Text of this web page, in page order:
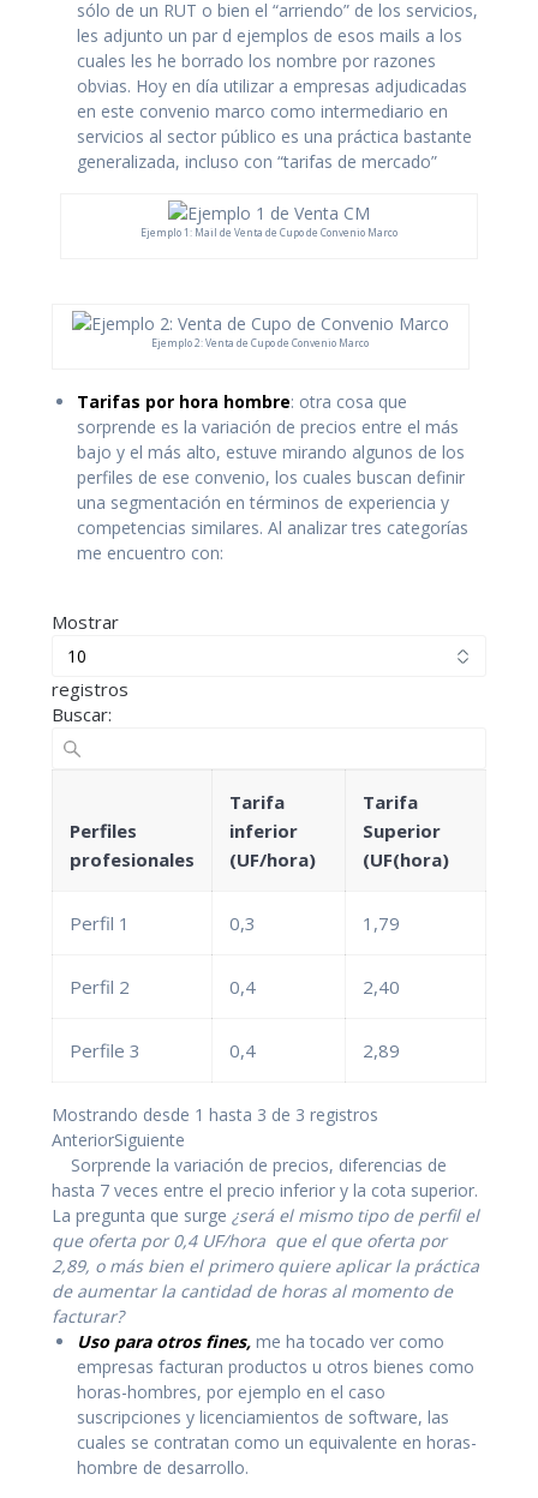
sólo de un RUT o bien el “arriendo” de los servicios,
les adjunto un par d ejemplos de esos mails a los
cuales les he borrado los nombre por razones
obvias. Hoy en día utilizar a empresas adjudicadas
en este convenio marco como intermediario en
servicios al sector público es una práctica bastante
generalizada, incluso con “tarifas de mercado”
Ejemplo 1: Mail de Venta de Cupo de Convenio Marco
Ejemplo 2: Venta de Cupo de Convenio Marco
Tarifas por hora hombre: otra cosa que
sorprende es la variación de precios entre el más
bajo y el más alto, estuve mirando algunos de los
perfiles de ese convenio, los cuales buscan definir
una segmentación en términos de experiencia y
competencias similares. Al analizar tres categorías
me encuentro con:
Mostrar
registros
Buscar:
Perfiles
profesionales
Tarifa
inferior
(UF/hora)
Tarifa
Superior
(UF(hora)
Perfil 1 0,3 1,79
Perfil 2 0,4 2,40
Perfile 3 0,4 2,89
Mostrando desde 1 hasta 3 de 3 registros
AnteriorSiguiente
Sorprende la variación de precios, diferencias de
hasta 7 veces entre el precio inferior y la cota superior.
La pregunta que surge ¿será el mismo tipo de perfil el
que oferta por 0,4 UF/hora que el que oferta por
2,89, o más bien el primero quiere aplicar la práctica
de aumentar la cantidad de horas al momento de
facturar?
Uso para otros fines, me ha tocado ver como
empresas facturan productos u otros bienes como
horas-hombres, por ejemplo en el caso
suscripciones y licenciamientos de software, las
cuales se contratan como un equivalente en horas-
hombre de desarrollo.